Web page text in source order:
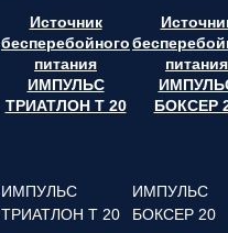
Источник
бесперебойного
питания
ИМПУЛЬС
ТРИАТЛОН Т 20
питания
БОКСЕР
ИМПУЛЬС
ИМПУЛЬС
ТРИАТЛОН Т 20
БОКСЕР 20